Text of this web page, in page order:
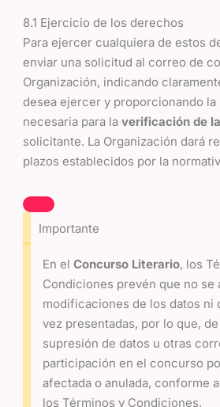
8.1 Ejercicio de los derechos
Para ejercer cualquiera de estos
enviar una solicitud al correo de
Organización, indicando
desea ejercer y proporcionando
necesaria para la verificación de
solicitante. La Organización dará
plazos establecidos por la
Importante
En el Concurso Literario, los
Condiciones prevén que no se
modificaciones de los datos ni
vez presentadas, por lo que,
supresión de datos u otras
participación en el concurso
afectada o anulada, conforme
los Términos y Condiciones.